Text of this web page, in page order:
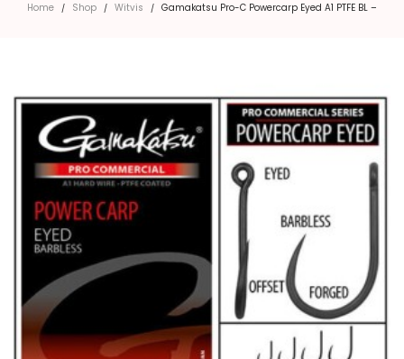
Home / Shop / Witvis / Gamakatsu Pro-C Powercarp Eyed A1 PTFE BL –